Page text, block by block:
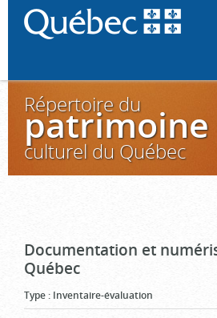
Répertoire du
patrimoine
culturel du Québec
Documentation et
Québec
Type : Inventaire-évaluation